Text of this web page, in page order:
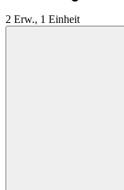
2 Erw., 1 Einheit